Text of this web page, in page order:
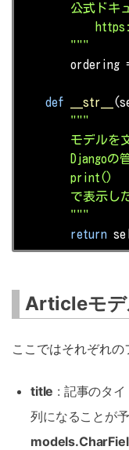
公式ドキ
        """
ordering
def __str__
"""
モデルを
Djangoの
        print()
で表示し
        """
return
Articleモデ
ここではそれぞれの
title : 記事のタ
列になることが